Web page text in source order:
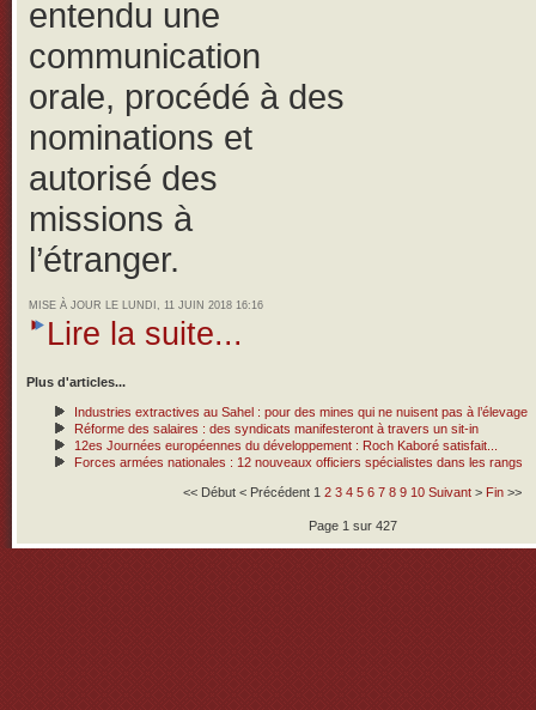
entendu une
communication
orale, procédé à des
nominations et
autorisé des
missions à
l’étranger.
MISE À JOUR LE LUNDI, 11 JUIN 2018 16:16
Lire la suite...
Plus d'articles...
Industries extractives au Sahel : pour des mines qui ne nuisent pas à l’élevage
Réforme des salaires : des syndicats manifesteront à travers un sit-in
12es Journées européennes du développement : Roch Kaboré satisfait...
Forces armées nationales : 12 nouveaux officiers spécialistes dans les rangs
<< Début < Précédent 1 2 3 4 5 6 7 8 9 10 Suivant > Fin >>
Page 1 sur 427